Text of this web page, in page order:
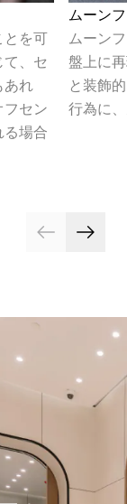
とを可
、セ
あれ
セン
場合
ムーン
ムーン
盤上に
と装飾
行為に